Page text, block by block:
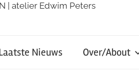
| atelier Edwim Peters
Nieuws Over/About